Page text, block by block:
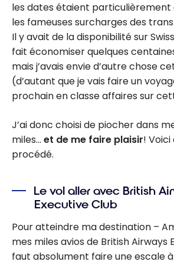
les dates étaient particulièrement
les fameuses surcharges des
Il y avait de la disponibilité sur
fait économiser quelques
mais j’avais envie d’autre chose
(d’autant que je vais faire un
prochain en classe affaires sur
J’ai donc choisi de piocher dans
miles… et de me faire plaisir!
procédé.
Le vol aller avec British
Executive Club
Pour atteindre ma destination –
mes miles avios de British Airways
faut absolument faire une escale à